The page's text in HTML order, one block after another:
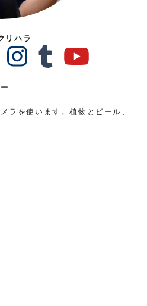
リハラ
を使います。植物とビール、